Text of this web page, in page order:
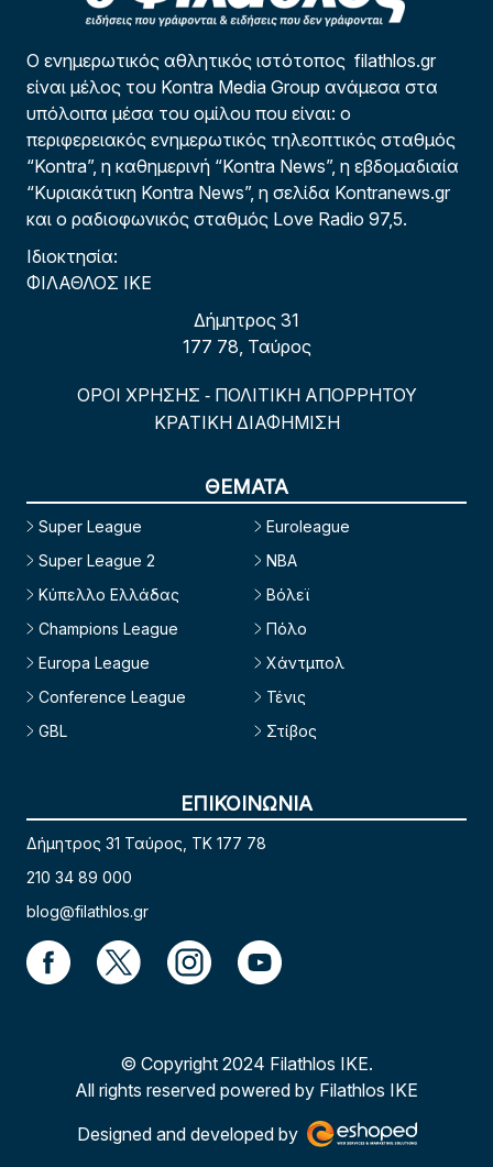
Ο ενημερωτικός αθλητικός ιστότοπος filathlos.gr
είναι μέλος του Kontra Media Group ανάμεσα στα
υπόλοιπα μέσα του ομίλου που είναι: ο
περιφερειακός ενημερωτικός τηλεοπτικός σταθμός
“Kontra”, η καθημερινή “Kontra News”, η εβδομαδιαία
“Κυριακάτικη Kontra News”, η σελίδα Kontranews.gr
και ο ραδιοφωνικός σταθμός Love Radio 97,5.
Ιδιοκτησία:
ΦΙΛΑΘΛΟΣ ΙΚΕ
Δήμητρος 31
177 78, Ταύρος
ΟΡΟΙ ΧΡΗΣΗΣ - ΠΟΛΙΤΙΚΗ ΑΠΟΡΡΗΤΟΥ
ΚΡΑΤΙΚΗ ΔΙΑΦΗΜΙΣΗ
ΘΕΜΑΤΑ
Super League
Super League 2
Κύπελλο Ελλάδας
Champions League
Europa League
Conference League
GBL
Euroleague
NBA
Βόλεϊ
Πόλο
Χάντμπολ
Τένις
Στίβος
ΕΠΙΚΟΙΝΩΝΙΑ
Δήμητρος 31 Ταύρος, TK 177 78
210 34 89 000
blog@filathlos.gr
© Copyright 2024 Filathlos ΙΚΕ.
All rights reserved powered by Filathlos ΙΚΕ
Designed and developed by